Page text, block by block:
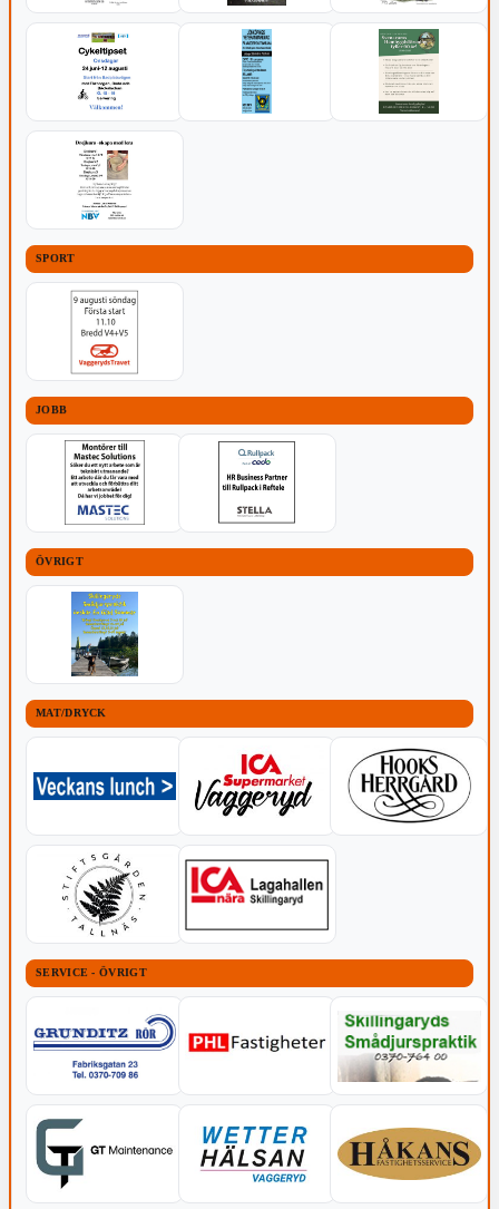
SPORT
JOBB
ÖVRIGT
MAT/DRYCK
SERVICE - ÖVRIGT